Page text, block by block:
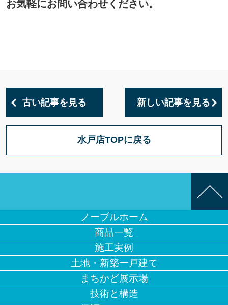
お気軽にお問い合わせください。
古い記事を見る 新しい記事を見る
水戸店TOPに戻る
ノーブルホーム
商品一覧
施工実例
土地・新築一戸建て
まちかど展示場
技術と構造